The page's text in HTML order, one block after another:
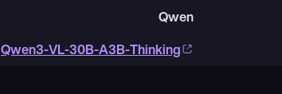
Qwen
Qwen3-VL-30B-A3B-Thinking